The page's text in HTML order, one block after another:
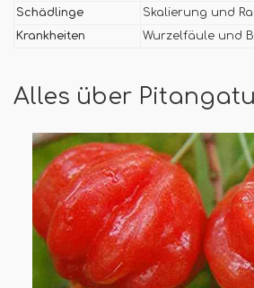
Schädlinge
Skalierung und
Krankheiten
Wurzelfäule und
Alles über